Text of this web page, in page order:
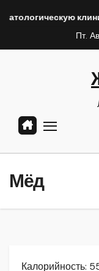
клинику
Пт.
Мёд
Калорийность: